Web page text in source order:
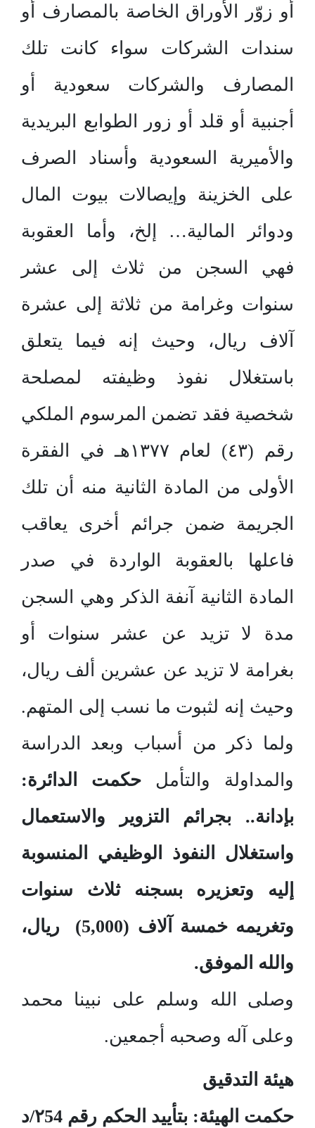
أو زوّر الأوراق الخاصة بالمصارف أو
سندات الشركات سواء كانت تلك
المصارف والشركات سعودية أو
أجنبية أو قلد أو زور الطوابع البريدية
والأميرية السعودية وأسناد الصرف
على الخزينة وإيصالات بيوت المال
ودوائر المالية… إلخ، وأما العقوبة
فهي السجن من ثلاث إلى عشر
سنوات وغرامة من ثلاثة إلى عشرة
آلاف ريال، وحيث إنه فيما يتعلق
باستغلال نفوذ وظيفته لمصلحة
شخصية فقد تضمن المرسوم الملكي
رقم (٤۳) لعام ۱۳۷۷هـ في الفقرة
الأولى من المادة الثانية منه أن تلك
الجريمة ضمن جرائم أخرى يعاقب
فاعلها بالعقوبة الواردة في صدر
المادة الثانية آنفة الذكر وهي السجن
مدة لا تزيد عن عشر سنوات أو
بغرامة لا تزيد عن عشرين ألف ريال،
وحيث إنه لثبوت ما نسب إلى المتهم.
ولما ذكر من أسباب وبعد الدراسة
والمداولة والتأمل حكمت الدائرة:
بإدانة.. بجرائم التزوير والاستعمال
واستغلال النفوذ الوظيفي المنسوبة
إليه وتعزيره بسجنه ثلاث سنوات
وتغريمه خمسة آلاف (5,000)
ريال،
والله الموفق.
وصلى الله وسلم على نبينا محمد
وعلى آله وصحبه أجمعين.
هيئة التدقيق
حكمت الهيئة: بتأييد الحكم رقم ۲54/د